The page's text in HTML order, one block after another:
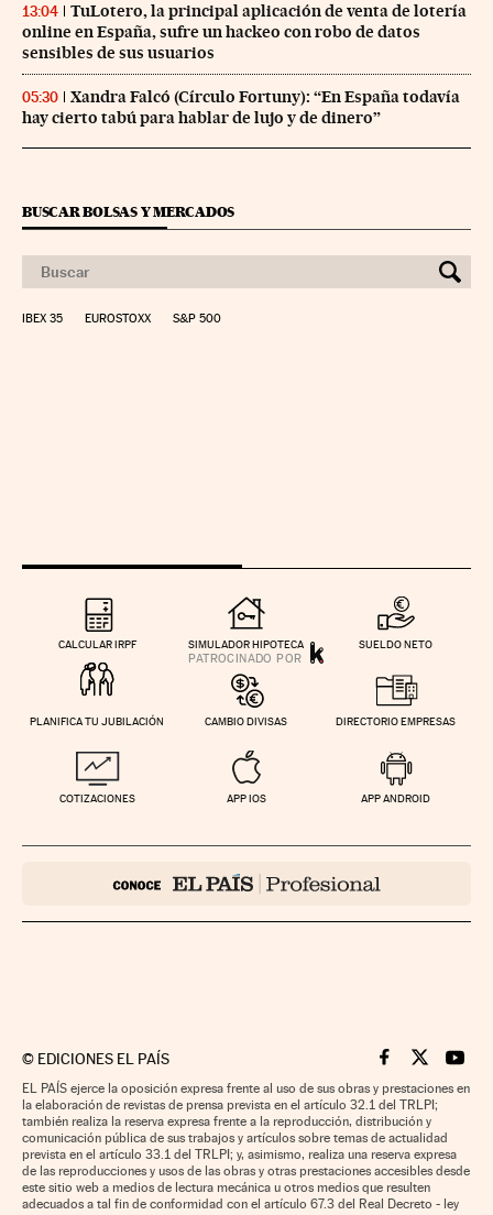
13:04
TuLotero, la principal aplicación de venta de lotería
online en España, sufre un hackeo con robo de datos
sensibles de sus usuarios
05:30
Xandra Falcó (Círculo Fortuny): “En España todavía
hay cierto tabú para hablar de lujo y de dinero”
BUSCAR BOLSAS Y MERCADOS
IBEX 35 EUROSTOXX S&P 500
CALCULAR IRPF SIMULADOR HIPOTECA SUELDO NETO
PLANIFICA TU JUBILACIÓN CAMBIO DIVISAS DIRECTORIO EMPRESAS
COTIZACIONES APP IOS APP ANDROID
© EDICIONES EL PAÍS Cinco Días en
Cinco Días
Cinco
EL PAÍS ejerce la oposición expresa frente al uso de sus obras y prestaciones en
la elaboración de revistas de prensa prevista en el artículo 32.1 del TRLPI;
también realiza la reserva expresa frente a la reproducción, distribución y
comunicación pública de sus trabajos y artículos sobre temas de actualidad
prevista en el artículo 33.1 del TRLPI; y, asimismo, realiza una reserva expresa
de las reproducciones y usos de las obras y otras prestaciones accesibles desde
este sitio web a medios de lectura mecánica u otros medios que resulten
adecuados a tal fin de conformidad con el artículo 67.3 del Real Decreto - ley